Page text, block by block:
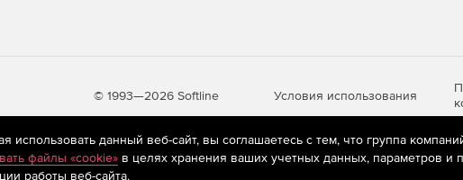
© 1993—2026 Softline Условия использования
применяютсярекомендательные технологии (информационные
использовать данный веб-сайт, вы соглашаетесь с тем, что группа
файлы «cookie»в целях хранения ваших учетных данных, параметров и
работы веб-сайта.